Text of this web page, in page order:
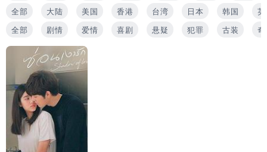
全部
大陆 美国 香港 台湾 日本 韩国
全部
剧情 爱情 喜剧 悬疑 犯罪 古装